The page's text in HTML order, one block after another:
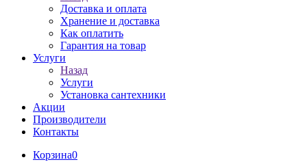
Доставка и оплата
Хранение и доставка
Как оплатить
Гарантия на товар
Услуги
Назад
Услуги
Установка сантехники
Акции
Производители
Контакты
Корзина0